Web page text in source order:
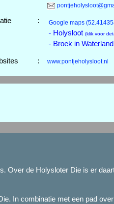
: Google maps
- Holysloot (klik voor
- Broek in Waterland
: www.pontjeholysloot.nl
Over de Holysloter Die is er
In combinatie met een pad